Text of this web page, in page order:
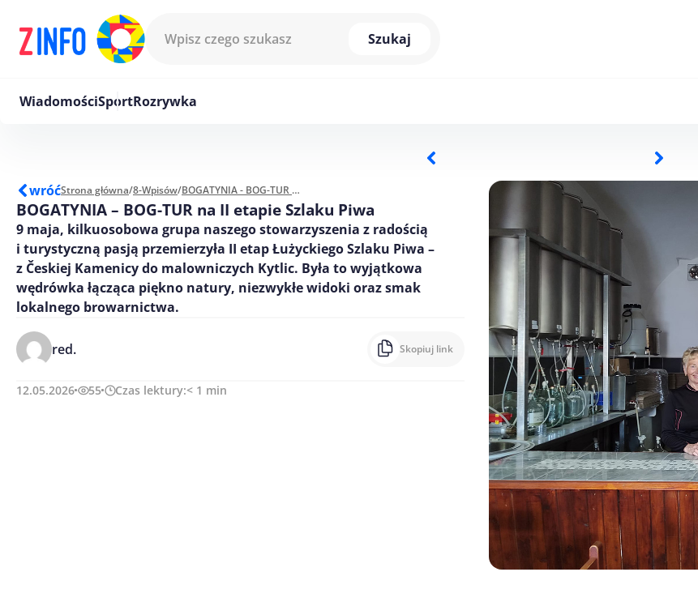
Szukaj
WiadomościSportRozrywka
wróćStrona główna/8-Wpisów/ BOGATYNIA - BOG-TUR na II etapie Szlaku Piwa
BOGATYNIA – BOG-TUR na II etapie Szlaku Piwa
9 maja, kilkuosobowa grupa naszego stowarzyszenia z radością
i turystyczną pasją przemierzyła II etap Łużyckiego Szlaku Piwa –
z Českiej Kamenicy do malowniczych Kytlic. Była to wyjątkowa
wędrówka łącząca piękno natury, niezwykłe widoki oraz smak
lokalnego browarnictwa.
red. Skopiuj link
12.05.2026 55 Czas lektury:< 1 min